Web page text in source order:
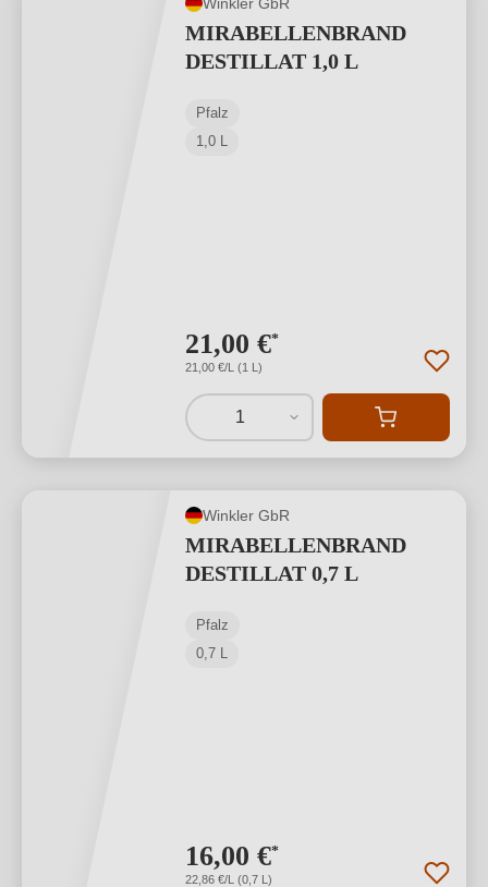
MIRABELLENBRAND
DESTILLAT 1,0 L
Pfalz
1,0 L
21,00 €*
21,00 €/L (1 L)
1
Winkler GbR
MIRABELLENBRAND
DESTILLAT 0,7 L
Pfalz
0,7 L
16,00 €*
22,86 €/L (0,7 L)